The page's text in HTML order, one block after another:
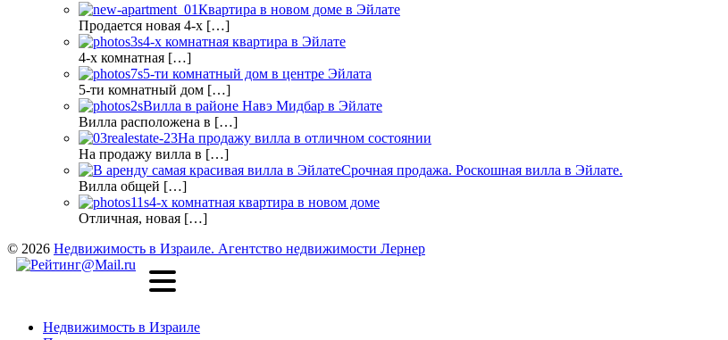
Квартира в новом доме в Эйлате
Продается новая 4-х […]
4-х комнатная квартира в Эйлате
4-х комнатная […]
5-ти комнатный дом в центре Эйлата
5-ти комнатный дом […]
Вилла в районе Навэ Мидбар в Эйлате
Вилла расположена в […]
На продажу вилла в отличном состоянии
На продажу вилла в […]
Срочная продажа. Роскошная вилла в Эйлате.
Вилла общей […]
4-х комнатная квартира в новом доме
Отличная, новая […]
© 2026 Недвижимость в Израиле. Агентство недвижимости Лернер
Недвижимость в Израиле